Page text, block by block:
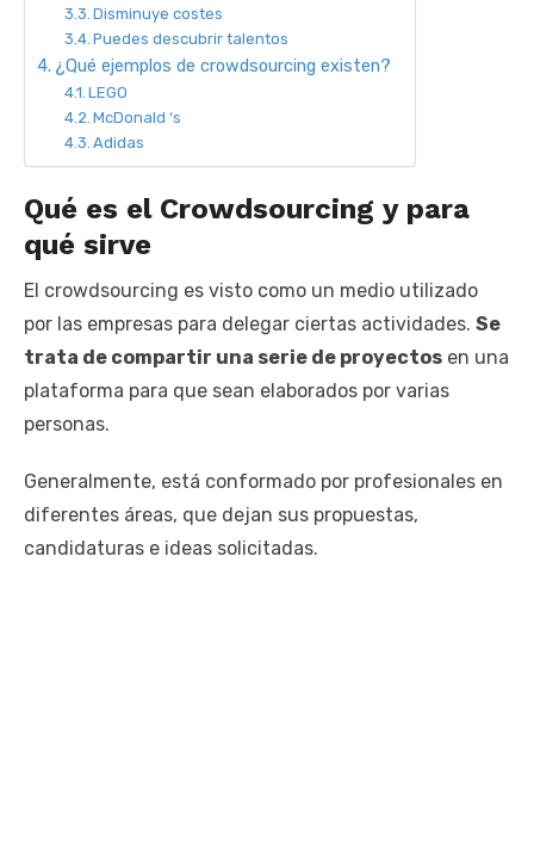
Disminuye costes
Puedes descubrir talentos
¿Qué ejemplos de crowdsourcing existen?
LEGO
McDonald ‘s
Adidas
Qué es el Crowdsourcing y para
qué sirve
El crowdsourcing es visto como un medio utilizado
por las empresas para delegar ciertas actividades. Se
trata de compartir una serie de proyectos en una
plataforma para que sean elaborados por varias
personas.
Generalmente, está conformado por profesionales en
diferentes áreas, que dejan sus propuestas,
candidaturas e ideas solicitadas.